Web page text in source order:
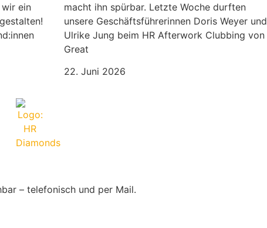
ein
macht ihn spürbar. Letzte Woche durften
unsere Geschäftsführerinnen Doris Weyer und
Ulrike Jung beim HR Afterwork Clubbing von
Great
22. Juni 2026
– telefonisch und per Mail.